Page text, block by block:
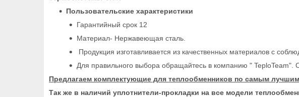
Пользовательские характеристики
Гарантийный срок 12
Материал- Нержавеющая сталь.
Продукция изготавливается из качественных материалов с
Для правильного выбора обращайтесь в компанию " TeploTeam".
Предлагаем комплектующие для теплообменников по самым
Так же в наличий уплотнители-прокладки на все модели